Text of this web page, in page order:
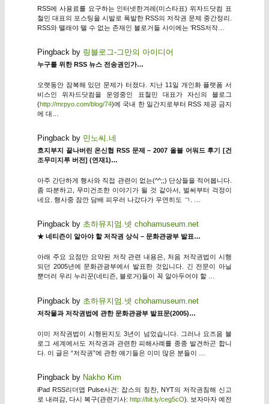
RSS에 사용료를 요구하는 인터넷한겨레(미스타표) 위자드닷컴 표
철민 대표의 포스팅을 시발로 폭발한 RSS의 저작권 문제 중간정리.
RSS와 뗄래야 뗄 수 없는 존재인 블로거들 사이에는 ‘RSS저작…
Pingback by 링블로그-그만의 아이디어
누구를 위한 RSS 뉴스 전송권인가…
오랫동안 잠복해 있던 문제가 터졌다. 지난 11일 개인화 플랫폼 서
비스인 위자드닷컴을 운영중인 표철민 대표가 자신의 블로그
(http://mrpyo.com/blog/74)에 국내 한 일간지로부터 RSS 제공 금지
에 대…
Pingback by 민노씨.네
흐지부지 끝나버린 온신협 RSS 문제 – 2007 올블 어워드 후기 [건
조무미지루 버전] (연재1)…
아주 간단하게 행사와 직접 관련이 없는(^^;;) 단상들을 적어봅니다.
좀 따분하고, 무미건조한 이야기가 될 것 같아서, 벌써부터 걱정이
네요. 행사중 잠깐 담배 피우러 나갔다가 우연히도 ㄱ. …
Pingback by 초하뮤지엄.넷 chohamuseum.net
★ 네티즌이 알아야 할 저작권 상식 – 문화관광부 발표…
아래 주요 요점만 요약된 저작 관련 내용은, 처음 저작권법이 시행
되던 2005년에 문화관광부에서 발표한 것입니다. 긴 전문이 아닐
뿐더러 우리 누리꾼(네티즌, 블로거)들이 꼭 알아두어야 할 …
Pingback by 초하뮤지엄.넷 chohamuseum.net
저작물과 저작권법에 관한 문화관광부 발표문(2005)…
이미 저작권법이 시행된지도 3년이 넘었습니다. 그러나 요즈음 블
로그 세계에서도 저작권과 관련한 피해사례를 종종 발견하곤 합니
다. 이 글은 “저작권”에 관한 얘기들은 이미 많은 분들이 …
Pingback by Nakho Kim
iPad RSS리더앱 Pulse사건: 잡스의 칭찬, NYT의 저작권침해 신고
로 내려감, 다시 복구(관련기사:http://bit.ly/ceg5cO). 보자마자 예전